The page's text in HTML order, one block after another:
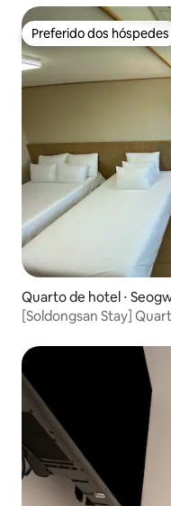
Possibilidade de assistir
Preferido dos hóspedes
Preferido dos hóspedes
Quarto de hotel ⋅
[Soldongsan Stay]